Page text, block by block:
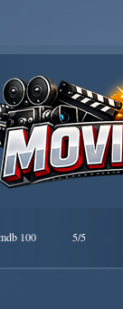
100 5/5